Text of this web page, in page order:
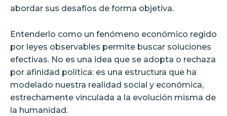
abordar sus desafíos de forma objetiva.
Entenderlo como un fenómeno económico regido
por leyes observables permite buscar soluciones
efectivas. No es una idea que se adopta o rechaza
por afinidad política: es una estructura que ha
modelado nuestra realidad social y económica,
estrechamente vinculada a la evolución misma de
la humanidad.